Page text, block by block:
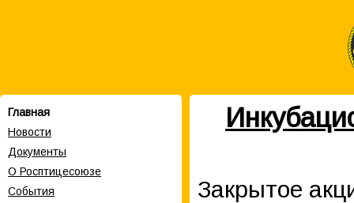
Главная
Новости
Документы
О Росптицесоюзе
События
Закрытое